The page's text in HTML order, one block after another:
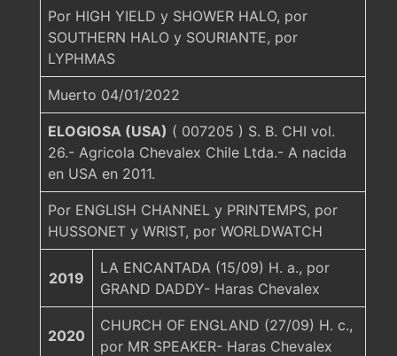
Por HIGH YIELD y SHOWER HALO, por
SOUTHERN HALO y SOURIANTE, por
LYPHMAS
Muerto 04/01/2022
ELOGIOSA (USA) ( 007205 ) S. B. CHI vol.
26.- Agricola Chevalex Chile Ltda.- A nacida
en USA en 2011.
Por ENGLISH CHANNEL y PRINTEMPS, por
HUSSONET y WRIST, por WORLDWATCH
2019
LA ENCANTADA (15/09) H. a., por
GRAND DADDY- Haras Chevalex
2020
CHURCH OF ENGLAND (27/09) H. c.,
por MR SPEAKER- Haras Chevalex